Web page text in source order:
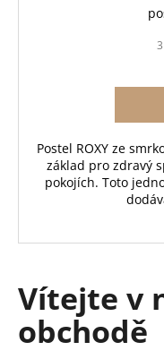
Postel ROXY ze
základ pro zdravý
pokojích. Toto
Vítejte v
obchodě